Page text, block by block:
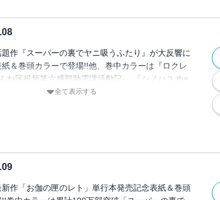
ヘンなおじさん」長田悠幸 町田一八／「薬屋の
原作：日向夏（ヒーロー文庫／主婦の友インフォ
こクラゲ 構成：七緒一綺 キャラクター原案：
「シノハユ」原作：小林立 作画：五十嵐あぐり／
案：小林立 漫画：めきめき／「モスクワ2160」
のさよならを。」原作：タナカトモ 作画：蛸川蛸
Ｎ」オノ・ナツメ／「モスクワ2160」原作：蝸
/SBクリエイティブ刊) 作画：関根光太郎 キャ
神奈月昇／「スーパーの裏でヤニ吸うふたり」地
-天成市りんね区役所第六感部除霊課活動記-」地
魔術師と呼ばれた剣士」原作：高光晶（角川スニー
刊） キャラクター原案：Gilse 作画：
画：大堀ユタカ キャラクター原案：keepout
原案：小林立 漫画：めきめき／「シノハユ」原
画：五十嵐あぐり／「ぼくの毒姫は今日もかわい
タカ キャラクター原案：keepout／「ゴブリンス
：蝸牛くも（GA文庫／ＳＢクリエイティブ
瀬浩介 キャラクター原案：神奈月昇／「ゴブリ
：デイ・イン・ザ・ライフ」原作：蝸牛くも(GA文
ティブ刊) 作画：マツセダイチ キャラクター原
／「モスクワ2160」原作：蝸牛くも(GA文庫/SBク
レト」著者：三部けい 助言・協力：一般社団法
コンサルン／「シノハユ」原作：小林立 作画：
「薬屋のひとりごと」原作：日向夏（ヒーロー文
インフォス） 作画：ねこクラゲ 構成：七緒一
作『スーパーの裏でヤニ吸うふたり』が大反響に
＆巻頭カラーで登場!!他、巻中カラーは『ロクレ
ね区役所第六感部助霊課活動記-』『シノハユ the
『怜-Toki-』３作品!!※紙で発行した雑誌と、掲載
」めいびい／「ロクレイ -天成市りんね区役所第
動記-」地主／「お伽の匣のレト」著者：三部け
：一般社団法人 阿寒アイヌコンサルン／「ハイ
DASH」押切蓮介／「俺より弱いやつに会いに行
全て表示する
作「お伽の匣のレト」単行本発売記念表紙＆巻頭